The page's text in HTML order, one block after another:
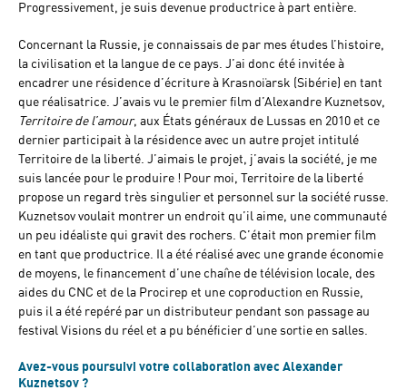
Progressivement, je suis devenue productrice à part entière.
Concernant la Russie, je connaissais de par mes études l’histoire,
la civilisation et la langue de ce pays. J’ai donc été invitée à
encadrer une résidence d’écriture à Krasnoïarsk (Sibérie) en tant
que réalisatrice. J’avais vu le premier film d’Alexandre Kuznetsov,
Territoire de l’amour, aux États généraux de Lussas en 2010 et ce
dernier participait à la résidence avec un autre projet intitulé
Territoire de la liberté. J’aimais le projet, j’avais la société, je me
suis lancée pour le produire ! Pour moi, Territoire de la liberté
propose un regard très singulier et personnel sur la société russe.
Kuznetsov voulait montrer un endroit qu’il aime, une communauté
un peu idéaliste qui gravit des rochers. C’était mon premier film
en tant que productrice. Il a été réalisé avec une grande économie
de moyens, le financement d’une chaîne de télévision locale, des
aides du CNC et de la Procirep et une coproduction en Russie,
puis il a été repéré par un distributeur pendant son passage au
festival Visions du réel et a pu bénéficier d’une sortie en salles.
Avez-vous poursuivi votre collaboration avec Alexander
Kuznetsov ?